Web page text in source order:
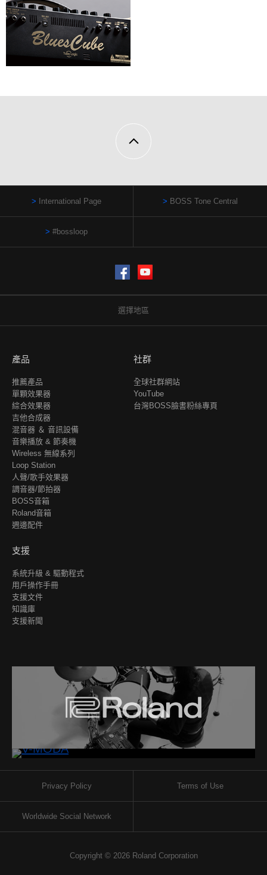
International Page BOSS Tone Central
#bossloop
Facebook
選擇地區
產品
推薦產品
單顆效果器
綜合效果器
吉他合成器
混音器 ＆ 音訊設備
音樂播放 & 節奏機
Wireless 無線系列
Loop Station
人聲/歌手效果器
調音器/節拍器
BOSS音箱
Roland音箱
週邊配件
社群
全球社群網站
YouTube
台灣BOSS臉書粉絲專頁
支援
系統升級 & 驅動程式
用戶操作手冊
支援文件
知識庫
支援新聞
Privacy Policy Terms of Use
Worldwide Social Network
Copyright © 2026 Roland Corporation